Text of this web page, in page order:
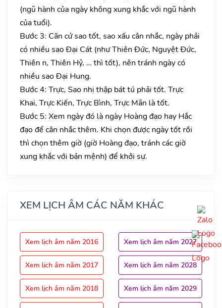
(ngũ hành của ngày không xung khắc với ngũ hành
của tuổi).
Bước 3: Căn cứ sao tốt, sao xấu cân nhắc, ngày phải
có nhiều sao Đại Cát (như Thiên Đức, Nguyệt Đức,
Thiên n, Thiên Hỷ, … thì tốt), nên tránh ngày có
nhiều sao Đại Hung.
Bước 4: Trực, Sao nhị thập bát tú phải tốt. Trực
Khai, Trực Kiến, Trực Bình, Trực Mãn là tốt.
Bước 5: Xem ngày đó là ngày Hoàng đạo hay Hắc
đạo để cân nhắc thêm. Khi chọn được ngày tốt rồi
thì chọn thêm giờ (giờ Hoàng đạo, tránh các giờ
xung khắc với bản mệnh) để khởi sự.
XEM LỊCH ÂM CÁC NĂM KHÁC
Xem lịch âm năm 2016
Xem lịch âm năm 2017
Xem lịch âm năm 2018
Xem lịch âm năm 2027
Xem lịch âm năm 2028
Xem lịch âm năm 2029